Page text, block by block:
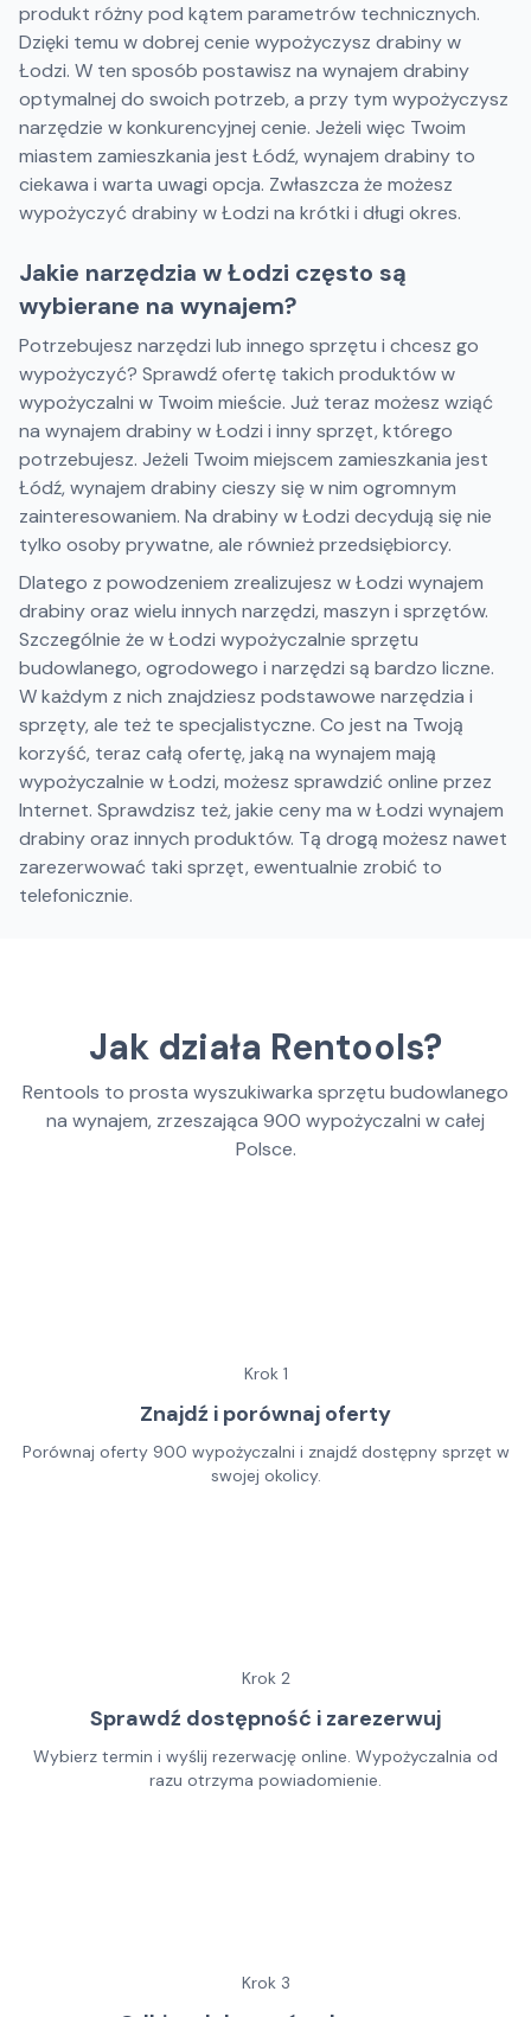
produkt różny pod kątem parametrów technicznych.
Dzięki temu w dobrej cenie wypożyczysz drabiny w
Łodzi. W ten sposób postawisz na wynajem drabiny
optymalnej do swoich potrzeb, a przy tym wypożyczysz
narzędzie w konkurencyjnej cenie. Jeżeli więc Twoim
miastem zamieszkania jest Łódź, wynajem drabiny to
ciekawa i warta uwagi opcja. Zwłaszcza że możesz
wypożyczyć drabiny w Łodzi na krótki i długi okres.
Jakie narzędzia w Łodzi często są
wybierane na wynajem?
Potrzebujesz narzędzi lub innego sprzętu i chcesz go
wypożyczyć? Sprawdź ofertę takich produktów w
wypożyczalni w Twoim mieście. Już teraz możesz wziąć
na wynajem drabiny w Łodzi i inny sprzęt, którego
potrzebujesz. Jeżeli Twoim miejscem zamieszkania jest
Łódź, wynajem drabiny cieszy się w nim ogromnym
zainteresowaniem. Na drabiny w Łodzi decydują się nie
tylko osoby prywatne, ale również przedsiębiorcy.
Dlatego z powodzeniem zrealizujesz w Łodzi wynajem
drabiny oraz wielu innych narzędzi, maszyn i sprzętów.
Szczególnie że w Łodzi wypożyczalnie sprzętu
budowlanego, ogrodowego i narzędzi są bardzo liczne.
W każdym z nich znajdziesz podstawowe narzędzia i
sprzęty, ale też te specjalistyczne. Co jest na Twoją
korzyść, teraz całą ofertę, jaką na wynajem mają
wypożyczalnie w Łodzi, możesz sprawdzić online przez
Internet. Sprawdzisz też, jakie ceny ma w Łodzi wynajem
drabiny oraz innych produktów. Tą drogą możesz nawet
zarezerwować taki sprzęt, ewentualnie zrobić to
telefonicznie.
Jak działa Rentools?
Rentools to prosta wyszukiwarka sprzętu budowlanego
na wynajem, zrzeszająca 900 wypożyczalni w całej
Polsce.
Krok 1
Znajdź i porównaj oferty
Porównaj oferty 900 wypożyczalni i znajdź dostępny sprzęt w
swojej okolicy.
Krok 2
Sprawdź dostępność i zarezerwuj
Wybierz termin i wyślij rezerwację online. Wypożyczalnia od
razu otrzyma powiadomienie.
Krok 3